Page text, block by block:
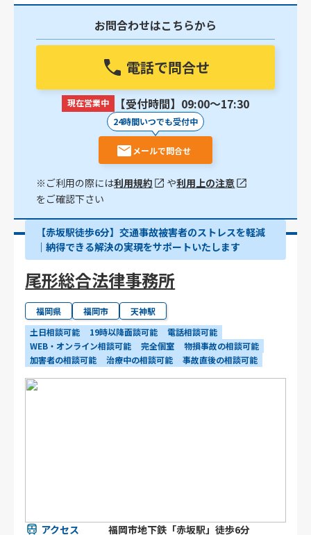
お問合わせはこちらから
電話で問合せ
現在営業中 【受付時間】09:00〜17:30
24時間いつでも受付中
メールで問合せ
※ご利用の際には利用規約 や利用上の注意
をご確認下さい
【赤坂駅徒歩6分】交通事故被害者のストレスを軽減
｜納得できる解決の実現をサポートいたします
尾形総合法律事務所
福岡県 福岡市
天神駅
土日相談可能
19時以降面談可能
電話相談可能
WEB・オンライン相談可能
完全個室
物損事故の相談可能
加害者の相談可能
治療中の相談可能 事故直後の相談可能
アクセス 福岡市地下鉄「赤坂駅」徒歩6分